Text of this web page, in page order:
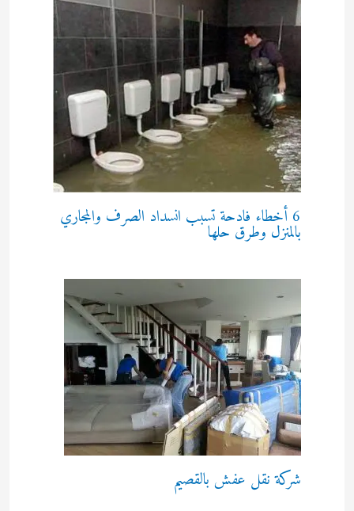
6 أخطاء فادحة تسبب انسداد الصرف والمجاري
بالمنزل وطرق حلها
شركة نقل عفش بالقصيم